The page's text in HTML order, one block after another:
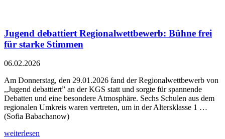
Jugend debattiert Regionalwettbewerb: Bühne frei
für starke Stimmen
06.02.2026
Am Donnerstag, den 29.01.2026 fand der Regionalwettbewerb von
,,Jugend debattiert” an der KGS statt und sorgte für spannende
Debatten und eine besondere Atmosphäre. Sechs Schulen aus dem
regionalen Umkreis waren vertreten, um in der Altersklasse 1 …
(Sofia Babachanow)
weiterlesen